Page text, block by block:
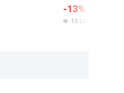
-13%
13 Lượt xem